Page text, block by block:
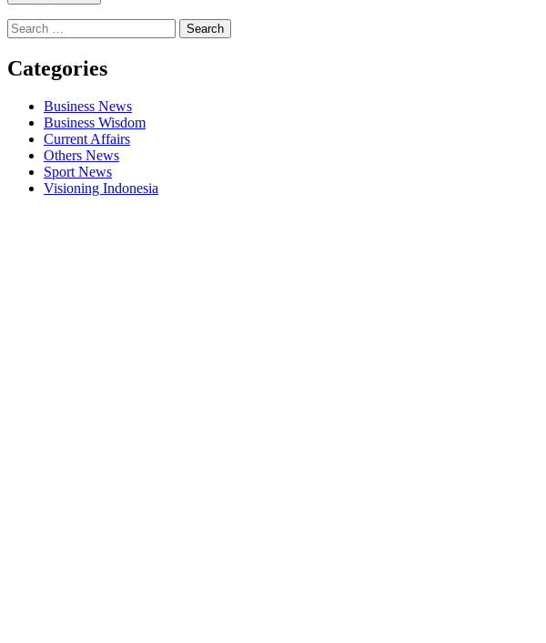
Search
for:
Categories
Business News
Business Wisdom
Current Affairs
Others News
Sport News
Visioning Indonesia